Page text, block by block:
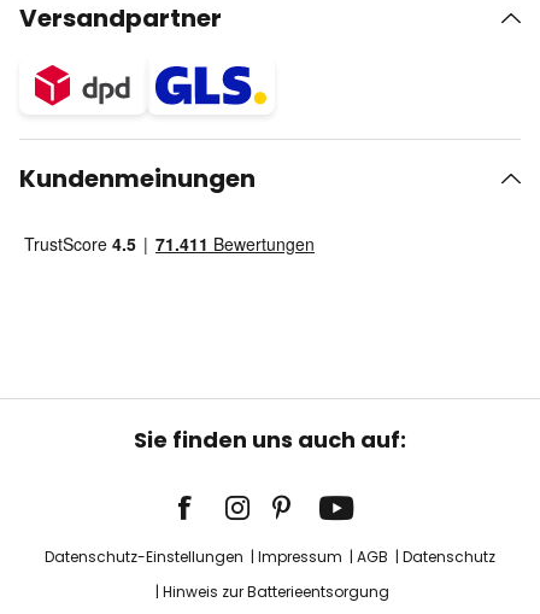
Versandpartner
Kundenmeinungen
Sie finden uns auch auf:
Datenschutz-Einstellungen Impressum AGB
Datenschutz
Hinweis zur Batterieentsorgung